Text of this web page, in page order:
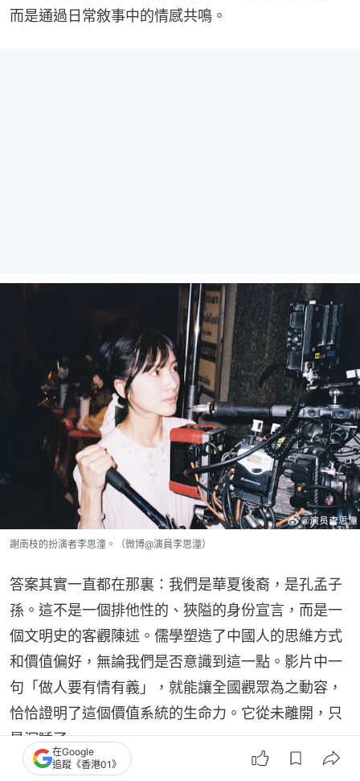
而是通過日常敘事中的情感共鳴。
謝南枝的扮演者李思潼。（微博@演員李思潼）
答案其實一直都在那裏：我們是華夏後裔，是孔孟子
孫。這不是一個排他性的、狹隘的身份宣言，而是一
個文明史的客觀陳述。儒學塑造了中國人的思維方式
和價值偏好，無論我們是否意識到這一點。影片中一
句「做人要有情有義」，就能讓全國觀眾為之動容，
恰恰證明了這個價值系統的生命力。它從未離開，只
是沉睡了。
在Google
追蹤《香港01》